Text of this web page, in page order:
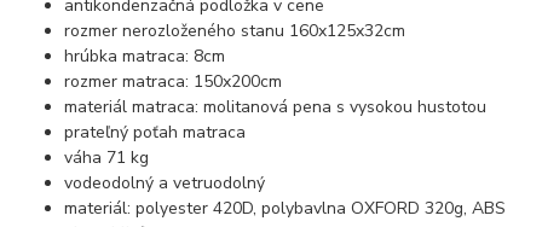
antikondenzačná podložka v cene
rozmer nerozloženého stanu 160x125x32cm
hrúbka matraca: 8cm
rozmer matraca: 150x200cm
materiál matraca: molitanová pena s vysokou hustotou
prateľný poťah matraca
váha 71 kg
vodeodolný a vetruodolný
materiál: polyester 420D, polybavlna OXFORD 320g, ABS